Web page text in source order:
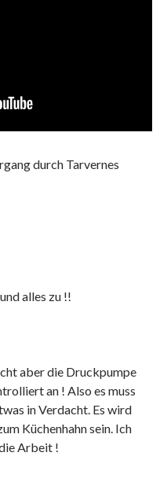
durch Tarvernes
alles zu !!
aber die Druckpumpe
an ! Also es muss
in Verdacht. Es wird
Küchenhahn sein. Ich
Arbeit !